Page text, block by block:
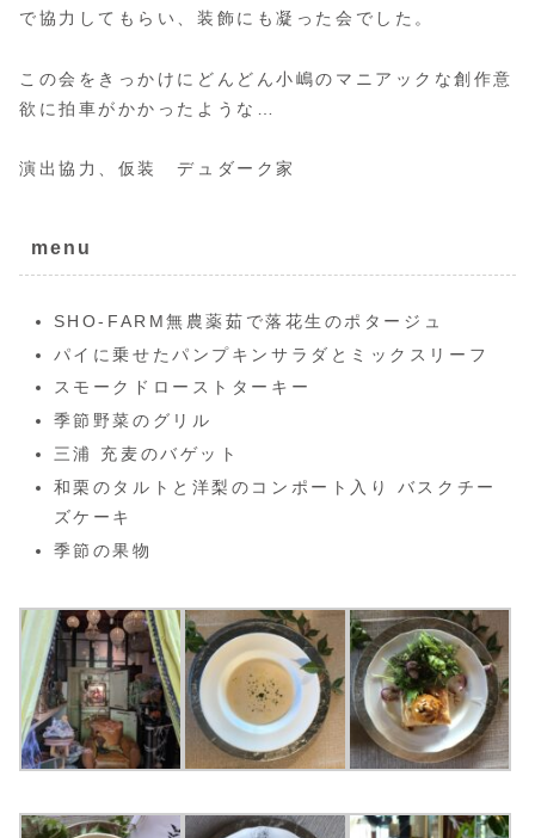
で協力してもらい、装飾にも凝った会でした。
この会をきっかけにどんどん小嶋のマニアックな創作意
欲に拍車がかかったような…
演出協力、仮装 デュダーク家
menu
SHO-FARM無農薬茹で落花生のポタージュ
パイに乗せたパンプキンサラダとミックスリーフ
スモークドローストターキー
季節野菜のグリル
三浦 充麦のバゲット
和栗のタルトと洋梨のコンポート入り バスクチー
ズケーキ
季節の果物